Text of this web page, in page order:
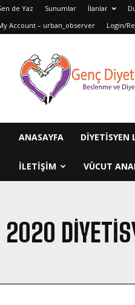
de Yaz Sunumlar İlanlar
Account – urban_observer
Login/
Genç
Diyetisyenler
ANASAYFA DIYETISYEN
ILETIŞIM VÜCUT
2020